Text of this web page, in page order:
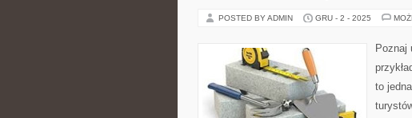
POSTED BY ADMIN GRU - 2 - 2025
Poznaj
to